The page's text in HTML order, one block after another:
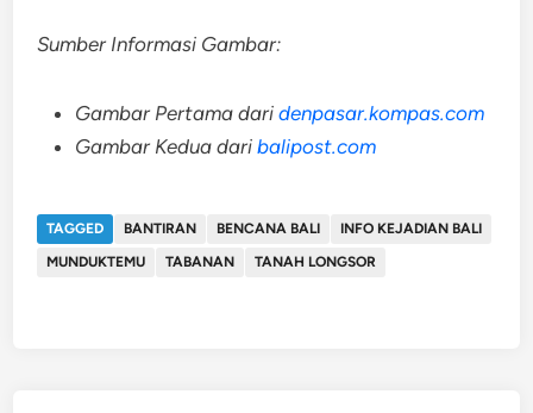
Sumber Informasi Gambar:
Gambar Pertama daridenpasar.kompas.com
Gambar Kedua daribalipost.com
TAGGED BANTIRAN BENCANA BALI
INFO KEJADIAN BALI
MUNDUKTEMU
TABANAN TANAH LONGSOR